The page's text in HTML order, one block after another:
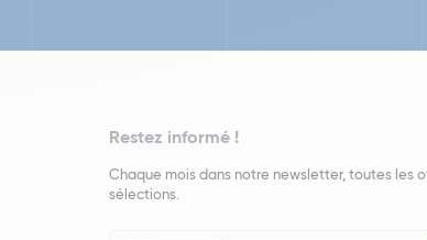
Restez informé !
Chaque mois dans notre newsletter, toutes les
sélections.